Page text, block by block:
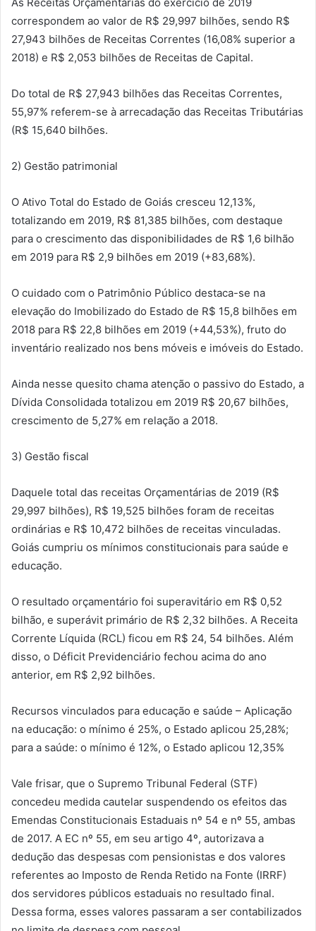
correspondem ao valor de R$ 29,997 bilhões, sendo R$
27,943 bilhões de Receitas Correntes (16,08% superior a
2018) e R$ 2,053 bilhões de Receitas de Capital.
Do total de R$ 27,943 bilhões das Receitas Correntes,
55,97% referem-se à arrecadação das Receitas Tributárias
(R$ 15,640 bilhões.
2) Gestão patrimonial
O Ativo Total do Estado de Goiás cresceu 12,13%,
totalizando em 2019, R$ 81,385 bilhões, com destaque
para o crescimento das disponibilidades de R$ 1,6 bilhão
em 2019 para R$ 2,9 bilhões em 2019 (+83,68%).
O cuidado com o Patrimônio Público destaca-se na
elevação do Imobilizado do Estado de R$ 15,8 bilhões em
2018 para R$ 22,8 bilhões em 2019 (+44,53%), fruto do
inventário realizado nos bens móveis e imóveis do Estado.
Ainda nesse quesito chama atenção o passivo do Estado, a
Dívida Consolidada totalizou em 2019 R$ 20,67 bilhões,
crescimento de 5,27% em relação a 2018.
3) Gestão fiscal
Daquele total das receitas Orçamentárias de 2019 (R$
29,997 bilhões), R$ 19,525 bilhões foram de receitas
ordinárias e R$ 10,472 bilhões de receitas vinculadas.
Goiás cumpriu os mínimos constitucionais para saúde e
educação.
O resultado orçamentário foi superavitário em R$ 0,52
bilhão, e superávit primário de R$ 2,32 bilhões. A Receita
Corrente Líquida (RCL) ficou em R$ 24, 54 bilhões. Além
disso, o Déficit Previdenciário fechou acima do ano
anterior, em R$ 2,92 bilhões.
Recursos vinculados para educação e saúde – Aplicação
na educação: o mínimo é 25%, o Estado aplicou 25,28%;
para a saúde: o mínimo é 12%, o Estado aplicou 12,35%
Vale frisar, que o Supremo Tribunal Federal (STF)
concedeu medida cautelar suspendendo os efeitos das
Emendas Constitucionais Estaduais nº 54 e nº 55, ambas
de 2017. A EC nº 55, em seu artigo 4º, autorizava a
dedução das despesas com pensionistas e dos valores
referentes ao Imposto de Renda Retido na Fonte (IRRF)
dos servidores públicos estaduais no resultado final.
Dessa forma, esses valores passaram a ser contabilizados